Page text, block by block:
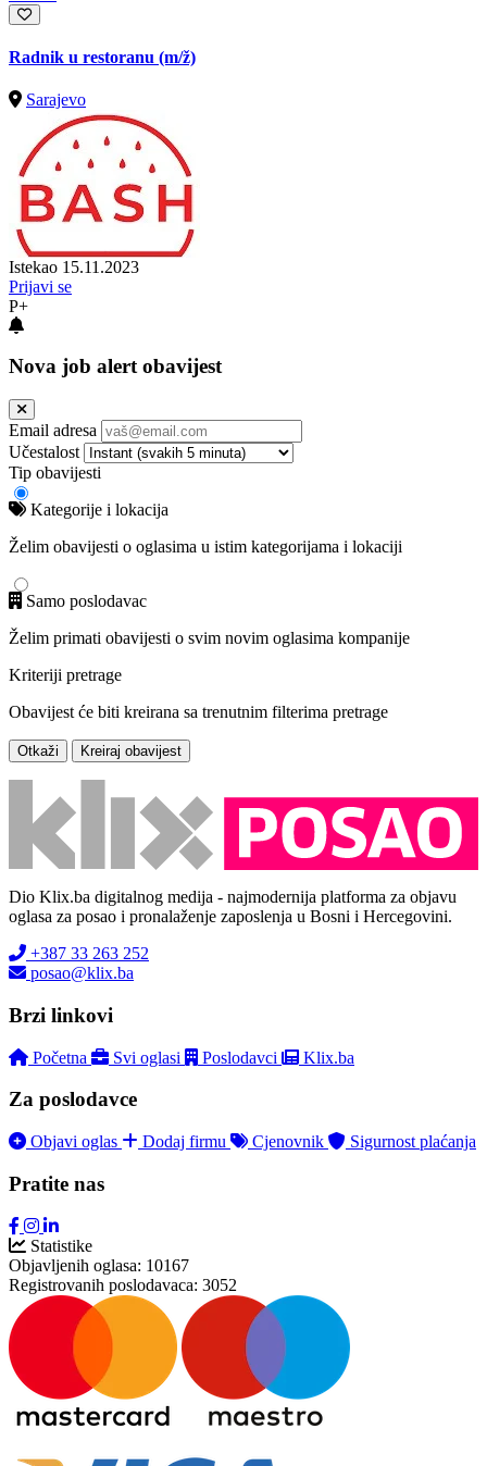
Radnik u restoranu (m/ž)
Sarajevo
Istekao 15.11.2023
Prijavi se
P+
Nova job alert obavijest
Email adresa
Učestalost
Tip obavijesti
Kategorije i lokacija
Želim obavijesti o oglasima u istim kategorijama i lokaciji
Samo poslodavac
Želim primati obavijesti o svim novim oglasima kompanije
Kriteriji pretrage
Obavijest će biti kreirana sa trenutnim filterima pretrage
Otkaži Kreiraj obavijest
Dio Klix.ba digitalnog medija - najmodernija platforma za objavu
oglasa za posao i pronalaženje zaposlenja u Bosni i Hercegovini.
+387 33 263 252
posao@klix.ba
Brzi linkovi
Početna Svi oglasi Poslodavci Klix.ba
Za poslodavce
Objavi oglas Dodaj firmu Cjenovnik Sigurnost plaćanja
Pratite nas
Statistike
Objavljenih oglasa: 10167
Registrovanih poslodavaca: 3052